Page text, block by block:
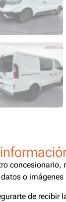
concesionario,
o imágenes
de recibir